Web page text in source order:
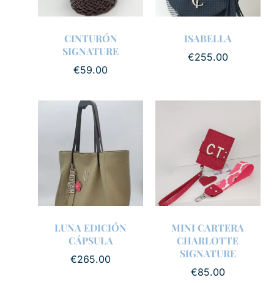
CINTURÓN
SIGNATURE
€59.00
ISABELLA
€255.00
LUNA EDICIÓN
CÁPSULA
€265.00
MINI CARTERA
CHARLOTTE
SIGNATURE
€85.00